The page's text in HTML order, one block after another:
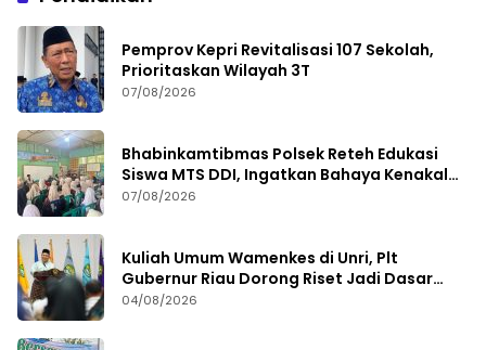
Pemprov Kepri Revitalisasi 107 Sekolah,
Prioritaskan Wilayah 3T
07/08/2026
Bhabinkamtibmas Polsek Reteh Edukasi
Siswa MTS DDI, Ingatkan Bahaya Kenakalan
Remaja
07/08/2026
Kuliah Umum Wamenkes di Unri, Plt
Gubernur Riau Dorong Riset Jadi Dasar
Kebijakan Kesehatan
04/08/2026